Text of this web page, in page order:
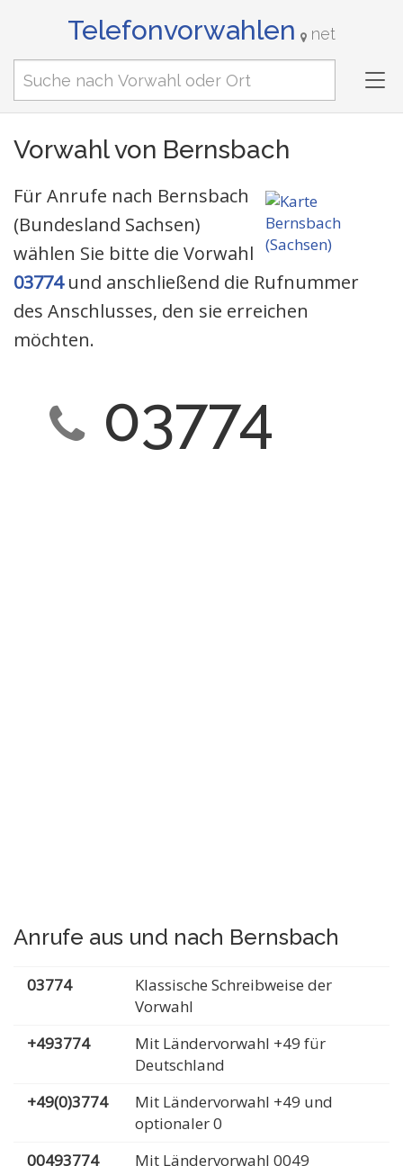
Telefonvorwahlen net
Vorwahl von Bernsbach
Für Anrufe nach Bernsbach
(Bundesland Sachsen)
wählen Sie bitte die Vorwahl
03774und anschließend die Rufnummer
des Anschlusses, den sie erreichen
möchten.
03774
Anrufe aus und nach Bernsbach
03774
Klassische Schreibweise der
Vorwahl
+493774
Mit Ländervorwahl +49 für
Deutschland
+49(0)3774
Mit Ländervorwahl +49 und
optionaler 0
00493774
Mit Ländervorwahl 0049